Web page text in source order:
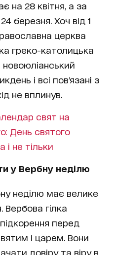
на 28 квітня, а за
березня. Хоч від 1
церква
греко-католицька
і всі повʼязані з
не вплинув.
свят на
День святого
і не тільки
у Вербну неділю
неділю має велике
Вербова гілка
перед
і царем. Вони
довіру та віру в